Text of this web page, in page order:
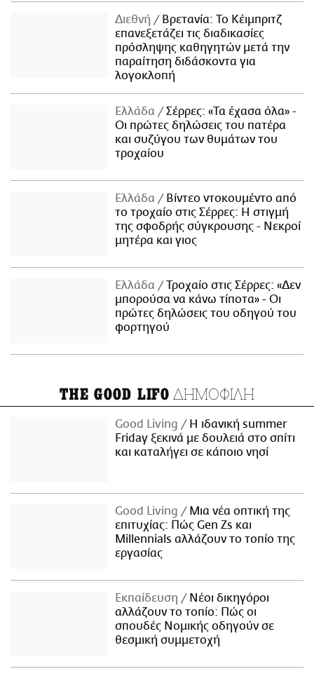
Διεθνή
Βρετανία: Το Κέιμπριτζ
επανεξετάζει τις διαδικασίες
πρόσληψης καθηγητών μετά την
παραίτηση διδάσκοντα για
λογοκλοπή
Ελλάδα
Σέρρες: «Τα έχασα όλα» -
Οι πρώτες δηλώσεις του πατέρα
και συζύγου των θυμάτων του
τροχαίου
Ελλάδα
Βίντεο ντοκουμέντο από
το τροχαίο στις Σέρρες: Η στιγμή
της σφοδρής σύγκρουσης - Νεκροί
μητέρα και γιος
Ελλάδα
Τροχαίο στις Σέρρες: «Δεν
μπορούσα να κάνω τίποτα» - Οι
πρώτες δηλώσεις του οδηγού του
φορτηγού
THE GOOD LIFO ΔΗΜΟΦΙΛΗ
Good Living
Η ιδανική summer
Friday ξεκινά με δουλειά στο σπίτι
και καταλήγει σε κάποιο νησί
Good Living
Μια νέα οπτική της
επιτυχίας: Πώς Gen Zs και
Millennials αλλάζουν το τοπίο της
εργασίας
Εκπαίδευση
Νέοι δικηγόροι
αλλάζουν το τοπίο: Πώς οι
σπουδές Νομικής οδηγούν σε
θεσμική συμμετοχή